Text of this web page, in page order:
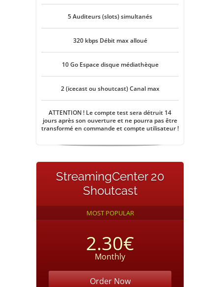
5 Auditeurs (slots) simultanés
320 kbps Débit max alloué
10 Go Espace disque médiathèque
2 (icecast ou shoutcast) Canal max
ATTENTION ! Le compte test sera détruit 14
jours après son ouverture et ne pourra pas être
transformé en commande et compte utilisateur !
StreamingCenter 20
Shoutcast
MOST POPULAR
2.30€
Monthly
Order Now